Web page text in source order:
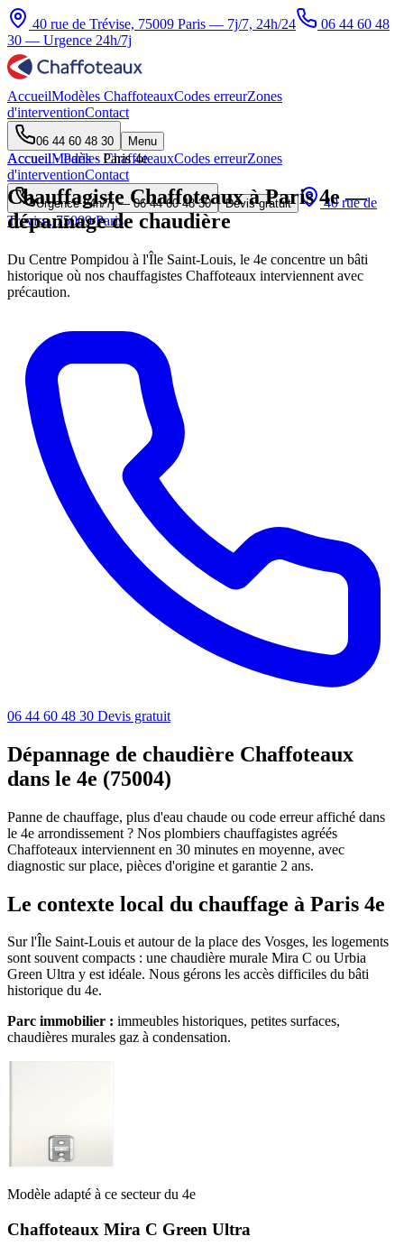
40 rue de Trévise, 75009 Paris — 7j/7, 24h/24
06 44 60 48
30 — Urgence 24h/7j
AccueilModèles ChaffoteauxCodes erreurZones
d'interventionContact
06 44 60 48 30 Menu
AccueilModèles ChaffoteauxCodes erreurZones
d'interventionContact
Urgence 24h/7j —06 44 60 48 30 Devis gratuit
40 rue de
Trévise, 75009 Paris
Accueil·Paris·Paris 4e
Chauffagiste Chaffoteaux à Paris 4e —
dépannage de chaudière
Du Centre Pompidou à l'Île Saint-Louis, le 4e concentre un bâti
historique où nos chauffagistes Chaffoteaux interviennent avec
précaution.
06 44 60 48 30 Devis gratuit
Dépannage de chaudière Chaffoteaux
dans le 4e (75004)
Panne de chauffage, plus d'eau chaude ou code erreur affiché dans
le 4e arrondissement ? Nos plombiers chauffagistes agréés
Chaffoteaux interviennent en 30 minutes en moyenne, avec
diagnostic sur place, pièces d'origine et garantie 2 ans.
Le contexte local du chauffage à Paris 4e
Sur l'Île Saint-Louis et autour de la place des Vosges, les logements
sont souvent compacts : une chaudière murale Mira C ou Urbia
Green Ultra y est idéale. Nous gérons les accès difficiles du bâti
historique du 4e.
Parc immobilier : immeubles historiques, petites surfaces,
chaudières murales gaz à condensation.
Modèle adapté à ce secteur du 4e
Chaffoteaux Mira C Green Ultra